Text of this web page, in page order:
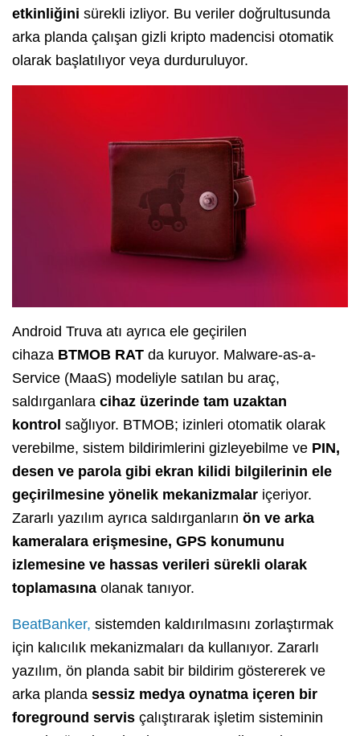
etkinliğini sürekli izliyor. Bu veriler doğrultusunda
arka planda çalışan gizli kripto madencisi otomatik
olarak başlatılıyor veya durduruluyor.
Android Truva atı ayrıca ele geçirilen
cihaza BTMOB RAT da kuruyor. Malware-as-a-
Service (MaaS) modeliyle satılan bu araç,
saldırganlara cihaz üzerinde tam uzaktan
kontrol sağlıyor. BTMOB; izinleri otomatik olarak
verebilme, sistem bildirimlerini gizleyebilme ve PIN,
desen ve parola gibi ekran kilidi bilgilerinin ele
geçirilmesine yönelik mekanizmalar içeriyor.
Zararlı yazılım ayrıca saldırganların ön ve arka
kameralara erişmesine, GPS konumunu
izlemesine ve hassas verileri sürekli olarak
toplamasına olanak tanıyor.
BeatBanker, sistemden kaldırılmasını zorlaştırmak
için kalıcılık mekanizmaları da kullanıyor. Zararlı
yazılım, ön planda sabit bir bildirim göstererek ve
arka planda sessiz medya oynatma içeren bir
foreground servis çalıştırarak işletim sisteminin